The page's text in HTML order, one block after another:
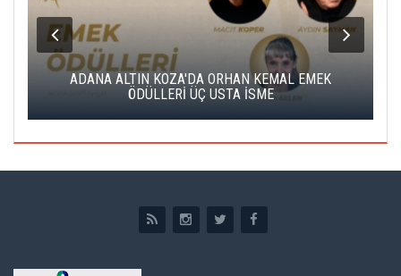
ORHAN KEMAL EMEK
ALTIN PORTAKAL JÜRİSİNE